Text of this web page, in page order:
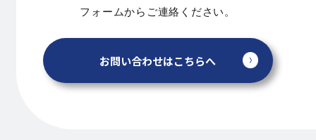
フォームからご連絡ください。
お問い合わせはこちらへ